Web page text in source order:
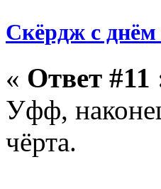
Скёрдж с днём
« Ответ #11
Уфф,
чёрта.